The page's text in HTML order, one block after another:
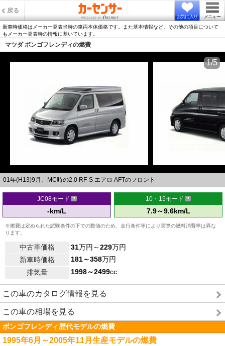
戻る
お気に入り メニュー
新車時価格はメーカー発表当時の車両本体価格です。また基本情報など、その他の項目について
もメーカー発表時の情報に基いています。
マツダ ボンゴフレンディの燃費
01年(H13)9月、MC時の2.0 RF-S エアロ AFTのフロント
1/5
JC08モード
-km/L
10・15モード
7.9～9.6km/L
※燃費は定められた試験条件の下での数値のため、走行条件等により実際の燃料消費率は異な
ります。
中古車価格 31万円～229万円
新車時価格
181～358万円
排気量
1998～2499cc
この車のカタログ情報を見る
この車の相場を見る
ボンゴフレンディ歴代モデルの燃費
1995年6月～2005年11月生産モデルの燃費